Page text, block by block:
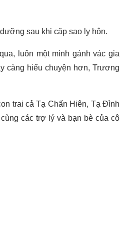
sau khi cặp sao ly hôn.
luôn một mình gánh vác gia
càng hiểu chuyện hơn, Trương
trai cả Tạ Chấn Hiên, Tạ Đình
các trợ lý và bạn bè của cô